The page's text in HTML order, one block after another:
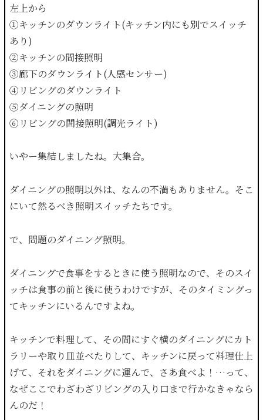
左上から
①キッチンのダウンライト(キッチン内にも別でスイッチ
あり)
②キッチンの間接照明
③廊下のダウンライト(人感センサー)
④リビングのダウンライト
⑤ダイニングの照明
⑥リビングの間接照明(調光ライト)
いやー集結しましたね。大集合。
ダイニングの照明以外は、なんの不満もありません。そこ
にいて然るべき照明スイッチたちです。
で、問題のダイニング照明。
ダイニングで食事をするときに使う照明なので、そのスイ
ッチは食事の前と後に使うわけですが、そのタイミングっ
てキッチンにいるんですよね。
キッチンで料理して、その間にすぐ横のダイニングにカト
ラリーや取り皿並べたりして、キッチンに戻って料理仕上
げて、それをダイニングに運んで、さあ食べよ！…って、
なぜここでわざわざリビングの入り口まで行かなきゃなら
んのだ！